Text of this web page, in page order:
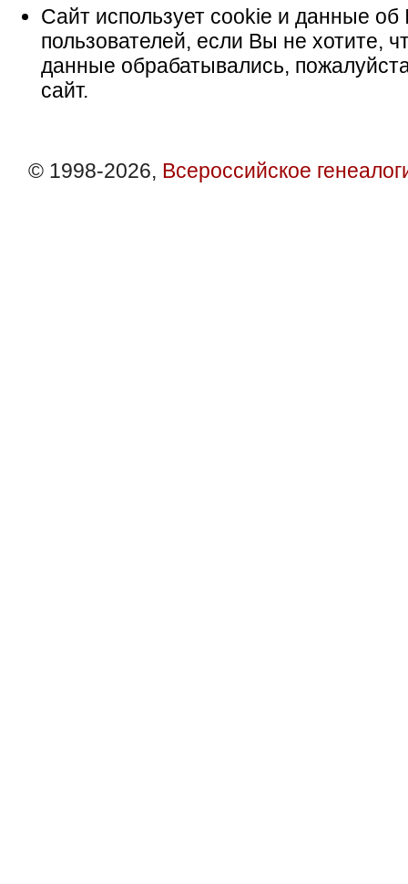
Сайт использует cookie и данные об
пользователей, если Вы не хотите,
данные обрабатывались,
сайт.
© 1998-2026, Всероссийское